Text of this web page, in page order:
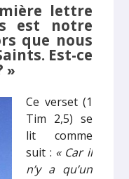
lettre
est notre
que nous
Est-ce
»
Ce verset (1
Tim 2,5) se
lit comme
suit : « Car il
n’y a qu’un